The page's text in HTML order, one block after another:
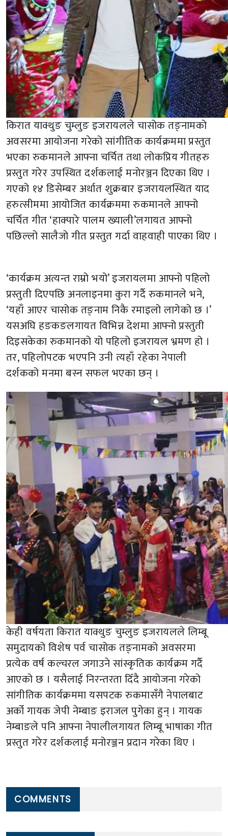
किरात याक्थुङ चुम्लुङ इजरायलले चासोक तङ्नामको
अवसरमा आयोजना गरेको सांगीतिक कार्यक्रममा प्रस्तुत
भएका रुकमानले आफ्ना चर्चित तथा लोकप्रिय गीतहरु
प्रस्तुत गरेर उपस्थित दर्शकलाई मनोरञ्जन दिएका थिए ।
गएको १४ डिसेम्बर अर्थात शुक्रबार इजरायलस्थित याद
हरुत्सीममा आयोजित कार्यक्रममा रुकमानले आफ्नो
चर्चित गीत ‘हाक्पारे पालम ख्याली’लगायत आफ्नो
पछिल्लो सालैजो गीत प्रस्तुत गर्दा वाहवाही पाएका थिए ।
‘कार्यक्रम अत्यन्त राम्रो भयो’ इजरायलमा आफ्नो पहिलो
प्रस्तुती दिएपछि अनलाइनमा कुरा गर्दै रुकमानले भने,
‘यहाँ आएर चासोक तङ्नाम निकै रमाइलो लागेको छ ।’
यसअघि हङकङलगायत विभिन्न देशमा आफ्नो प्रस्तुती
दिइसकेका रुकमानको यो पहिलो इजरायल भ्रमण हो ।
तर, पहिलोपटक भएपनि उनी त्यहाँ रहेका नेपाली
दर्शकको मनमा बस्न सफल भएका छन् ।
केही वर्षयता किरात याक्थुङ चुम्लुङ इजरायलले लिम्बू
समुदायको विशेष पर्व चासोक तङ्नामको अवसरमा
प्रत्येक वर्ष कल्चरल जगाउने सांस्कृतिक कार्यक्रम गर्दै
आएको छ । यसैलाई निरन्तरता दिँदै आयोजना गरेको
सांगीतिक कार्यक्रममा यसपटक रुकमासँगै नेपालबाट
अर्को गायक जेपी नेम्बाङ इराजल पुगेका हुन् । गायक
नेम्बाङले पनि आफ्ना नेपालीलगायत लिम्बू भाषाका गीत
प्रस्तुत गरेर दर्शकलाई मनोरञ्जन प्रदान गरेका थिए ।
COMMENTS